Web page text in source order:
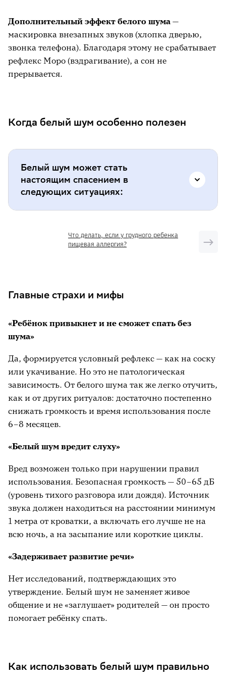
Дополнительный эффект белого шума —
маскировка внезапных звуков (хлопка дверью,
звонка телефона). Благодаря этому не срабатывает
рефлекс Моро (вздрагивание), а сон не
прерывается.
Когда белый шум особенно полезен
Белый шум может стать
настоящим спасением в
следующих ситуациях:
«раскачивается» перед сном более 40
просыпается каждые 30–40 минут,
уровень кортизола и помогает ребёнку
успокоиться.
Необходимость быстро успокоить. В
машине, в гостях или на прогулке белый
шум может стать быстрым способом
утихомирить малыша.
Снижение тревожности у родителей.
помогающий ребёнку уснуть, даёт
родителям чувство контроля над
ситуацией.
Что делать, если у грудного ребенка
пищевая аллергия?
Главные страхи и мифы
«Ребёнок привыкнет и не сможет спать без
шума»
Да, формируется условный рефлекс — как на соску
или укачивание. Но это не патологическая
зависимость. От белого шума так же легко отучить,
как и от других ритуалов: достаточно постепенно
снижать громкость и время использования после
6–8 месяцев.
«Белый шум вредит слуху»
Вред возможен только при нарушении правил
использования. Безопасная громкость — 50–65 дБ
(уровень тихого разговора или дождя). Источник
звука должен находиться на расстоянии минимум
1 метра от кроватки, а включать его лучше не на
всю ночь, а на засыпание или короткие циклы.
«Задерживает развитие речи»
Нет исследований, подтверждающих это
утверждение. Белый шум не заменяет живое
общение и не «заглушает» родителей — он просто
помогает ребёнку спать.
Как использовать белый шум правильно